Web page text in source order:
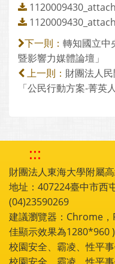
下一則： 轉知國立中
暨影響力媒體論壇」
上一則： 財團法人
「公民行動方案-菁英
:::
財團法人東海大學附屬
地址：407224臺中市西
(04)23590269
建議瀏覽器：Chrome
佳顯示效果為1280*960 )
校園安全、霸凌、性平